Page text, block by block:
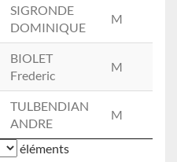
SIGRONDE
DOMINIQUE
M
BIOLET
Frederic
M
TULBENDIAN
ANDRE
M
éléments